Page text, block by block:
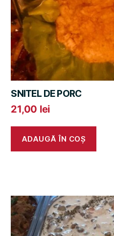
SNITEL DE PORC
21,00 lei
ADAUGĂ ÎN COȘ